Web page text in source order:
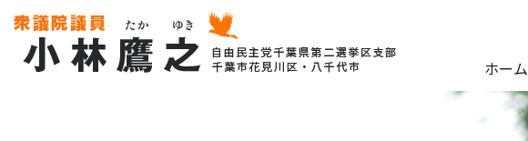
ホーム